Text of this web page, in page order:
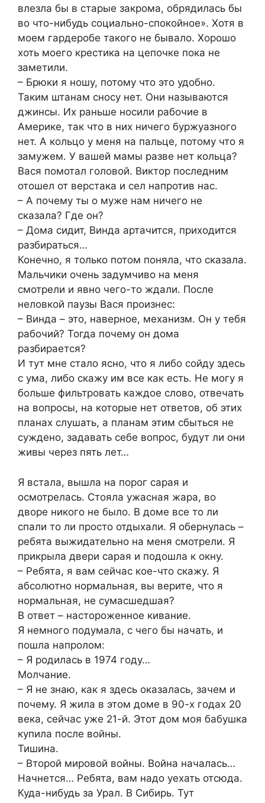
влезла бы в старые закрома, обрядилась бы
во что-нибудь социально-спокойное». Хотя в
моем гардеробе такого не бывало. Хорошо
хоть моего крестика на цепочке пока не
заметили.
– Брюки я ношу, потому что это удобно.
Таким штанам сносу нет. Они называются
джинсы. Их раньше носили рабочие в
Америке, так что в них ничего буржуазного
нет. А кольцо у меня на пальце, потому что я
замужем. У вашей мамы разве нет кольца?
Вася помотал головой. Виктор последним
отошел от верстака и сел напротив нас.
– А почему ты о муже нам ничего не
сказала? Где он?
– Дома сидит, Винда артачится, приходится
разбираться…
Конечно, я только потом поняла, что сказала.
Мальчики очень задумчиво на меня
смотрели и явно чего-то ждали. После
неловкой паузы Вася произнес:
– Винда – это, наверное, механизм. Он у тебя
рабочий? Тогда почему он дома
разбирается?
И тут мне стало ясно, что я либо сойду здесь
с ума, либо скажу им все как есть. Не могу я
больше фильтровать каждое слово, отвечать
на вопросы, на которые нет ответов, об этих
планах слушать, а планам этим сбыться не
суждено, задавать себе вопрос, будут ли они
живы через пять лет…
Я встала, вышла на порог сарая и
осмотрелась. Стояла ужасная жара, во
дворе никого не было. В доме все то ли
спали то ли просто отдыхали. Я обернулась –
ребята выжидательно на меня смотрели. Я
прикрыла двери сарая и подошла к окну.
– Ребята, я вам сейчас кое-что скажу. Я
абсолютно нормальная, вы верите, что я
нормальная, не сумасшедшая?
В ответ – настороженное кивание.
Я немного подумала, с чего бы начать, и
пошла напролом:
– Я родилась в 1974 году…
Молчание.
– Я не знаю, как я здесь оказалась, зачем и
почему. Я жила в этом доме в 90-х годах 20
века, сейчас уже 21-й. Этот дом моя бабушка
купила после войны.
Тишина.
– Второй мировой войны. Война началась…
Начнется… Ребята, вам надо уехать отсюда.
Куда-нибудь за Урал. В Сибирь. Тут